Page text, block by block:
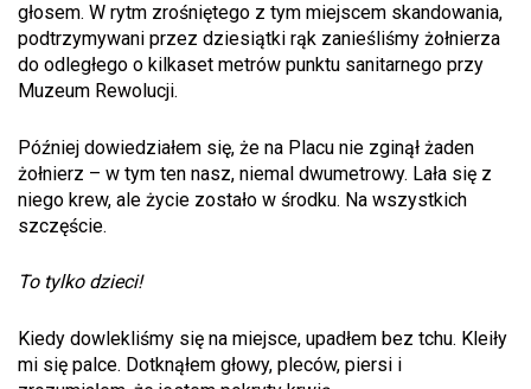
głosem. W rytm zrośniętego z tym miejscem skandowania,
podtrzymywani przez dziesiątki rąk zanieśliśmy żołnierza
do odległego o kilkaset metrów punktu sanitarnego przy
Muzeum Rewolucji.
Później dowiedziałem się, że na Placu nie zginął żaden
żołnierz – w tym ten nasz, niemal dwumetrowy. Lała się z
niego krew, ale życie zostało w środku. Na wszystkich
szczęście.
To tylko dzieci!
Kiedy dowlekliśmy się na miejsce, upadłem bez tchu. Kleiły
mi się palce. Dotknąłem głowy, pleców, piersi i